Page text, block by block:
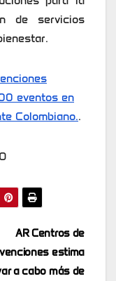
de servicios
eventos en
Colombiano..
AR Centros de
estima
a cabo más de